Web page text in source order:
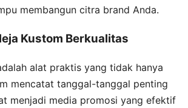
membangun citra brand Anda.
Kustom Berkualitas
alat praktis yang tidak hanya
mencatat tanggal-tanggal penting
menjadi media promosi yang efektif